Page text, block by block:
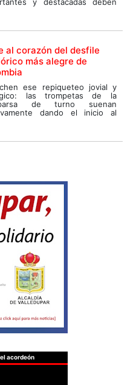
y destacadas deben
al corazón del desfile
más alegre de
ese repiqueteo jovial y
las trompetas de la
de turno suenan
dando el inicio al
acordeón